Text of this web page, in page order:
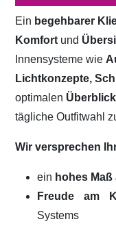
Ein begehbarer
Komfort und
Innensysteme wie
Lichtkonzepte,
optimalen Überblick
tägliche Outfitwahl
Wir versprechen
ein hohes
Freude am
Systems